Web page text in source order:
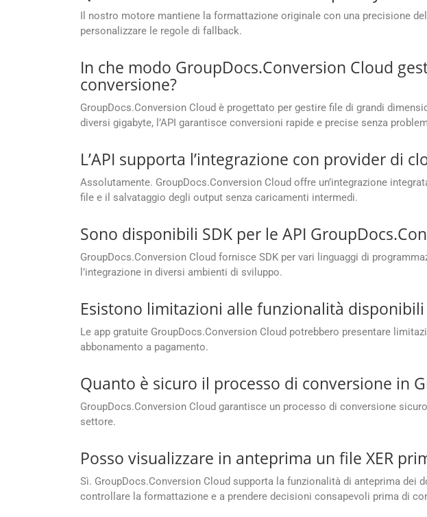
Il nostro motore mantiene la formattazione originale con una precisione
personalizzare le regole di fallback.
In che modo GroupDocs.Conversion Cloud
conversione?
GroupDocs.Conversion Cloud è progettato per gestire file di grandi
diversi gigabyte, l’API garantisce conversioni rapide e precise senza
L’API supporta l’integrazione con provider di
Assolutamente. GroupDocs.Conversion Cloud offre un’integrazione
file e il salvataggio degli output senza caricamenti intermedi.
Sono disponibili SDK per le API
GroupDocs.Conversion Cloud fornisce SDK per vari linguaggi di
l’integrazione in diversi ambienti di sviluppo.
Esistono limitazioni alle funzionalità
Le app gratuite GroupDocs.Conversion Cloud potrebbero presentare
abbonamento a pagamento.
Quanto è sicuro il processo di conversione in
GroupDocs.Conversion Cloud garantisce un processo di conversione
settore.
Posso visualizzare in anteprima un file XER
Sì. GroupDocs.Conversion Cloud supporta la funzionalità di anteprima
controllare la formattazione e a prendere decisioni consapevoli prima di